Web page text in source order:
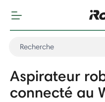
Aspirateur
connecté au